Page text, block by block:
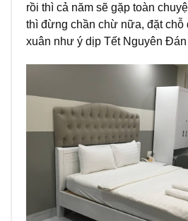
rồi thì cả năm sẽ gặp toàn
thì đừng chần chừ nữa, đặt chỗ
xuân như ý dịp Tết Nguyên